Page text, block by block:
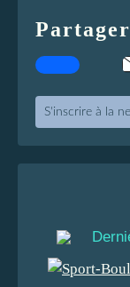
S'inscrire à la